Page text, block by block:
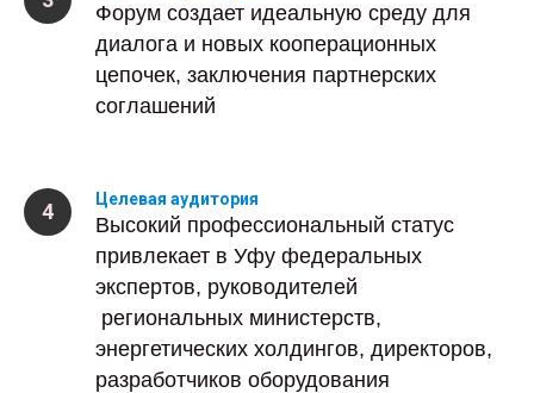
Форум создает идеальную среду для
диалога и новых кооперационных
цепочек, заключения партнерских
соглашений
Целевая аудитория
Высокий профессиональный статус
привлекает в Уфу федеральных
экспертов, руководителей
региональных министерств,
энергетических холдингов, директоров,
разработчиков оборудования